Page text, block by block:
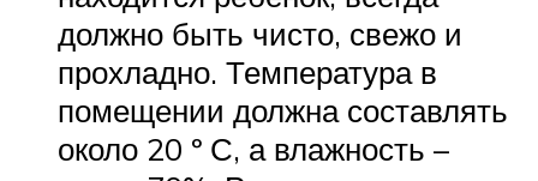
должно быть чисто, свежо и
прохладно. Температура в
помещении должна составлять
около 20 º С, а влажность –